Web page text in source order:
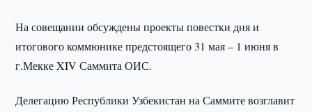
На совещании обсуждены проекты повестки дня и
итогового коммюнике предстоящего 31 мая – 1 июня в
г.Мекке XIV Саммита ОИС.
Делегацию Республики Узбекистан на Саммите возглавит